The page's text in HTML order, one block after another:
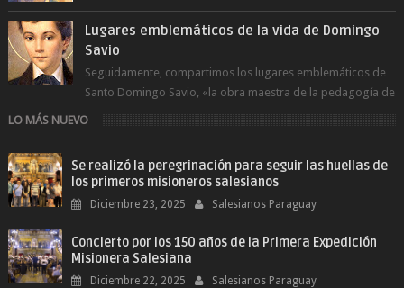
del Espíritu Santo y fr...
Lugares emblemáticos de la vida de Domingo
Savio
Seguidamente, compartimos los lugares emblemáticos de
Santo Domingo Savio, «la obra maestra de la pedagogía de
Don Bosco». San Giovann...
LO MÁS NUEVO
Se realizó la peregrinación para seguir las huellas de
los primeros misioneros salesianos
Diciembre 23, 2025 Salesianos Paraguay
Concierto por los 150 años de la Primera Expedición
Misionera Salesiana
Diciembre 22, 2025 Salesianos Paraguay